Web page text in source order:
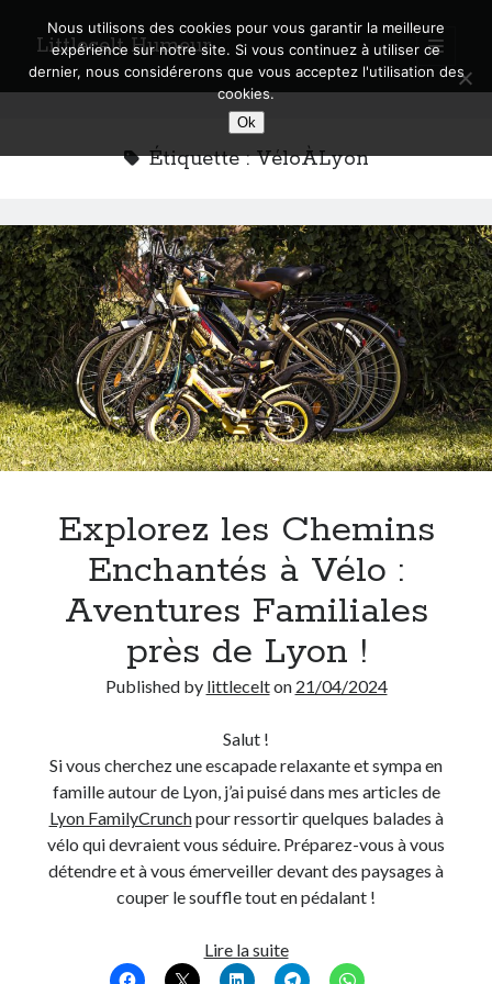
Littlecelt Humeur
open
primary
menu
Sidebar
Derniers articles
Municipales 2026 : Lyon, Métropole et Caluire, mon choix pour l’avenir
Explorez les Chemins Enchantés à Vélo : Aventures Familiales près de
Lyon !
Quel Lyonnais es-tu, Renaud Ducher ?
A quand une véritable place pour le vélo à Caluire dans la Métropole de
Lyon ?
Comment je vis ma vie sur un vélo
Derniers Commentaires
dansC’était pas mieux avant… à Lyon
Comment j’ai opéré ma vélorution toute personnelle
Comment j’ai opéré ma vélorution toute personnelle
Renaud DucherdansComment j’ai opéré ma vélorution toute
Commentaires récents
Entretien ménagerdansT’as vu quoi ? #52
C’était pas mieux avant… à Lyon
Comment j’ai opéré ma vélorution toute personnelle
Comment j’ai opéré ma vélorution toute personnelle
Étiquette :VéloÀLyon
Explorez les Chemins
Enchantés à Vélo :
Aventures Familiales
près de Lyon !
Published by littlecelton 21/04/2024
Salut !
Si vous cherchez une escapade relaxante et sympa en
famille autour de Lyon, j’ai puisé dans mes articles de
Lyon FamilyCrunchpour ressortir quelques balades à
vélo qui devraient vous séduire. Préparez-vous à vous
détendre et à vous émerveiller devant des paysages à
couper le souffle tout en pédalant !
Lire la suiteExplorez
les
Nous utilisons des cookies pour vous garantir la meilleure
expérience sur notre site. Si vous continuez à utiliser ce
dernier, nous considérerons que vous acceptez l'utilisation des
cookies.
Ok